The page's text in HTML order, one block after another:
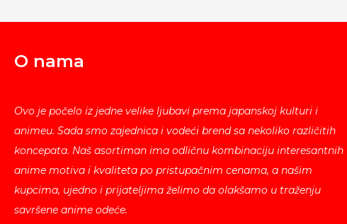
O nama
Ovo je počelo iz jedne velike ljubavi prema japanskoj kulturi i
animeu. Sada smo zajednica i vodeći brend sa nekoliko različitih
koncepata. Naš asortiman ima odličnu kombinaciju interesantnih
anime motiva i kvaliteta po pristupačnim cenama, a našim
kupcima, ujedno i prijateljima želimo da olakšamo u traženju
savršene anime odeće.